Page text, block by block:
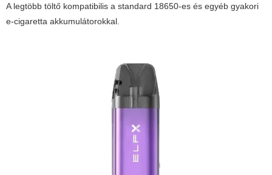
A legtöbb töltő kompatibilis a standard 18650-es és egyéb gyakori
e-cigaretta akkumulátorokkal.